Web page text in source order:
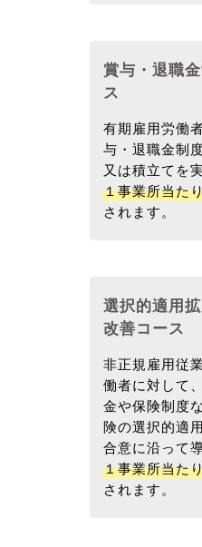
賞与・退職
ス
有期雇用労働
与・退職金制
又は積立てを
１事業所当た
されます。
選択的適用
改善コース
非正規雇用従
働者に対して
金や保険制度
険の選択的適
合意に沿って
１事業所当た
されます。